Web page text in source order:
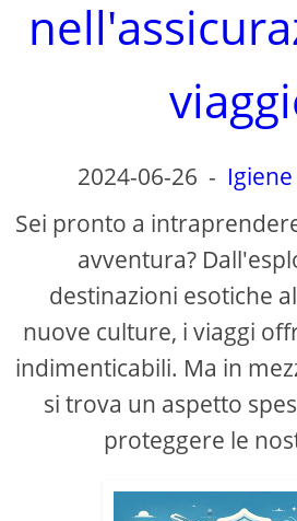
o
2024-06-26 -
Sei pronto a
avventura?
destinazioni esotiche
nuove culture, i viaggi
indimenticabili. Ma in
si trova un aspetto
proteggere le